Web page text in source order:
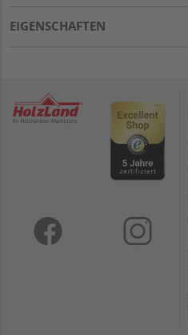
EIGENSCHAFTEN